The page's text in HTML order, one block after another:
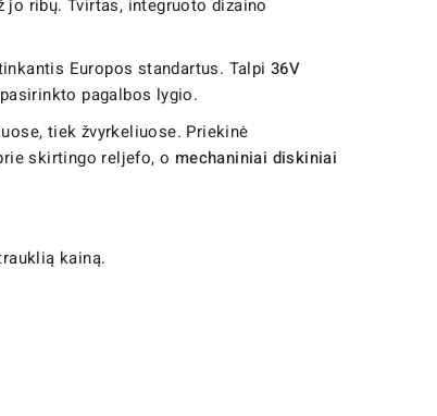
ribų. Tvirtas, integruoto dizaino
Europos standartus. Talpi36V
pagalbos lygio.
tiek žvyrkeliuose. Priekinė
skirtingo reljefo, o mechaniniai diskiniai
kainą.